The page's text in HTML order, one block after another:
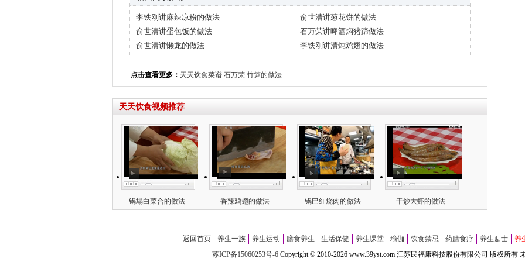
李铁刚讲麻辣凉粉的做法
俞世清讲葱花饼的做法
俞世清讲蛋包饭的做法
石万荣讲啤酒焖猪蹄做法
俞世清讲懒龙的做法
李铁刚讲清炖鸡翅的做法
点击查看更多： 天天饮食菜谱 石万荣 竹笋的做法
天天饮食视频推荐
锅塌白菜合的做法 香辣鸡翅的做法 锅巴红烧肉的做法 干炒大虾的做法
返回首页 养生一族 养生运动 膳食养生 生活保健 养生课堂 瑜伽 饮食禁忌 药膳食疗 养生贴士
养
苏ICP备15060253号-6Copyright©2010-2026 www.39yst.com 江苏民福康科技股份有限公司 版权所有